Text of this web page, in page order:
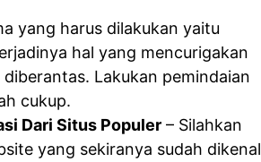
yang harus dilakukan yaitu
hal yang mencurigakan
Lakukan pemindaian
cukup.
Dari Situs Populer – Silahkan
yang sekiranya sudah dikenal